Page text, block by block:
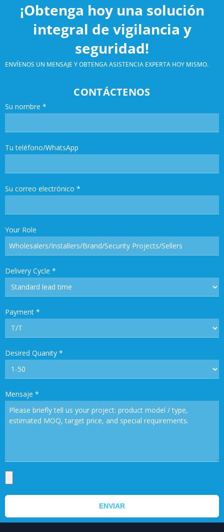
¡Obtenga hoy una solución
integral de vigilancia y
seguridad!
ENVÍENOS UN MENSAJE Y OBTENGA ASISTENCIA EXPERTA HOY MISMO.
CONTÁCTENOS
Su nombre *
Tu teléfono/WhatsApp
Su correo electrónico *
Your Role
Delivery Cycle *
Payment *
Desired Quanity *
Mensaje *
ENVIAR